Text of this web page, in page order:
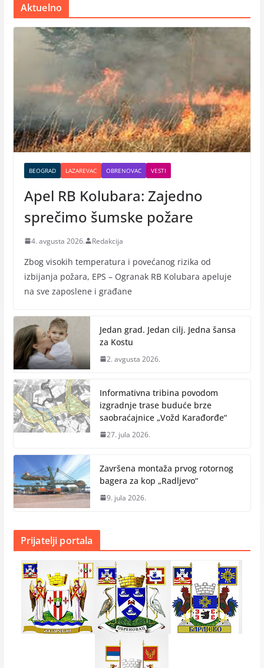
Aktuelno
BEOGRAD LAZAREVAC OBRENOVAC VESTI
Apel RB Kolubara: Zajedno
sprečimo šumske požare
4. avgusta 2026. Redakcija
Zbog visokih temperatura i povećanog rizika od
izbijanja požara, EPS – Ogranak RB Кolubara apeluje
na sve zaposlene i građane
Jedan grad. Jedan cilj. Jedna šansa
za Kostu
2. avgusta 2026.
Informativna tribina povodom
izgradnje trase buduće brze
saobraćajnice „Vožd Кarađorđe“
27. jula 2026.
Završena montaža prvog rotornog
bagera za kop „Radlјevo“
9. jula 2026.
Prijatelji portala